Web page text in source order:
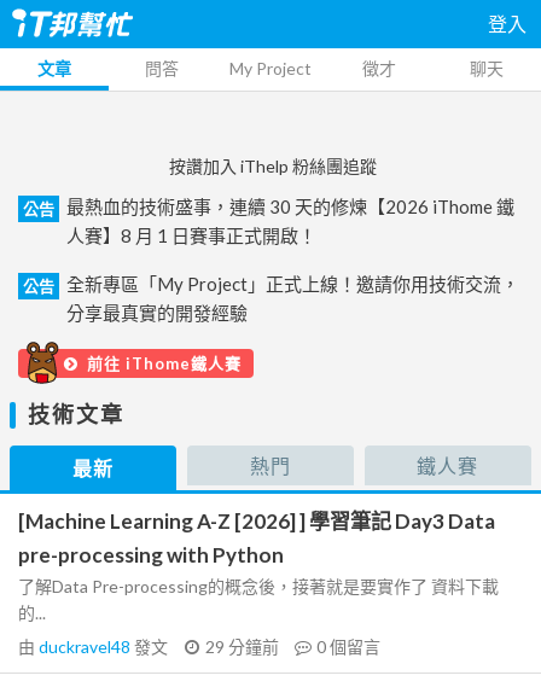
登入
文章 問答 My Project 徵才 聊天
按讚加入 iThelp 粉絲團追蹤
公告
最熱血的技術盛事，連續 30 天的修煉【2026 iThome 鐵
人賽】8 月 1 日賽事正式開啟！
公告
全新專區「My Project」正式上線！邀請你用技術交流，
分享最真實的開發經驗
前往 iThome鐵人賽
技術文章
最新 熱門 鐵人賽
[Machine Learning A-Z [2026] ] 學習筆記 Day3 Data
pre-processing with Python
了解Data Pre-processing的概念後，接著就是要實作了 資料下載
的...
由 duckravel48 發文 29 分鐘前 0個留言